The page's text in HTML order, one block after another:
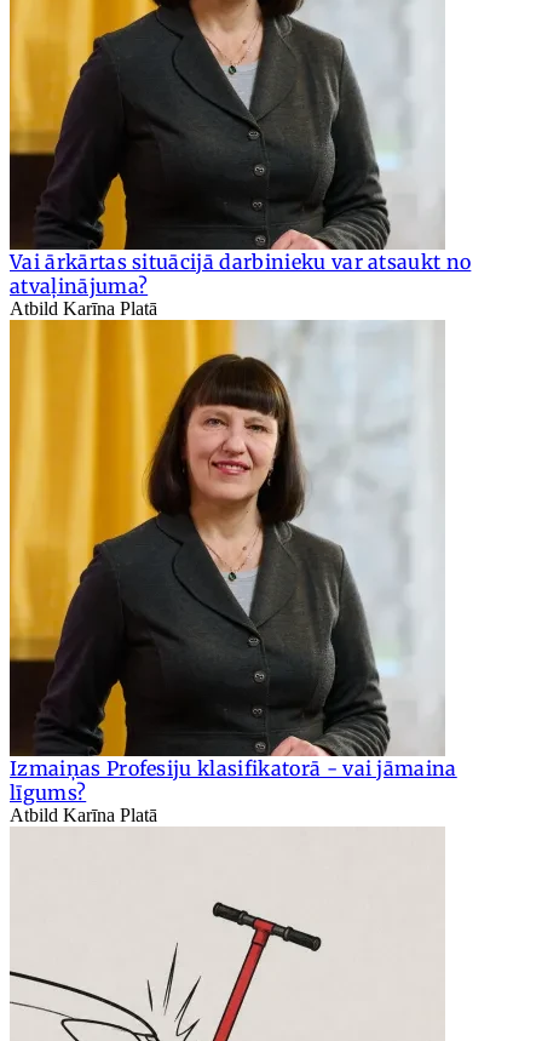
Vai ārkārtas situācijā darbinieku var atsaukt no
atvaļinājuma?
Atbild Karīna Platā
Izmaiņas Profesiju klasifikatorā - vai jāmaina
līgums?
Atbild Karīna Platā